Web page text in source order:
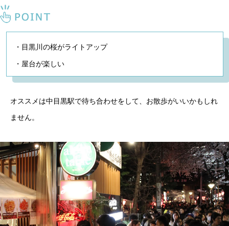
・目黒川の桜がライトアップ
・屋台が楽しい
オススメは中目黒駅で待ち合わせをして、お散歩がいいかもしれ
ません。